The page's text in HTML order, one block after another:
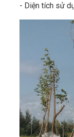
- Diện tích sử